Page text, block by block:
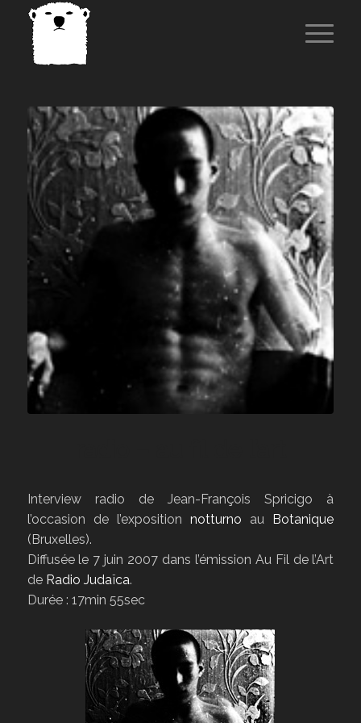
Interview radio de Jean-François Spricigo à
l’occasion de l’expositionnotturno au
Botanique
(Bruxelles).
Diffusée le 7 juin 2007 dans l’émission Au Fil de l’Art
de Radio Judaïca.
Durée : 17min 55sec